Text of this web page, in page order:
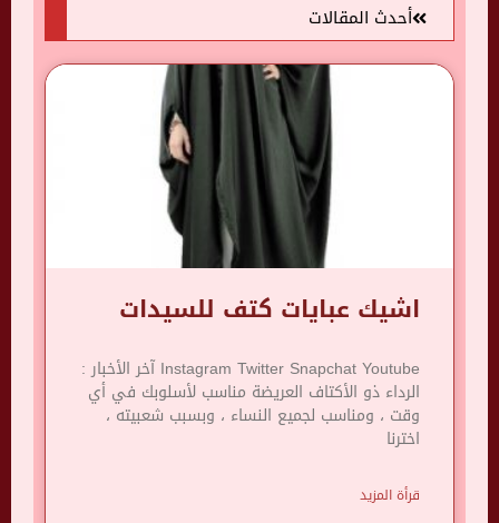
أحدث المقالات
اشيك عبايات كتف للسيدات
Instagram Twitter Snapchat Youtube آخر الأخبار :
الرداء ذو ​​الأكتاف العريضة مناسب لأسلوبك في أي
وقت ، ومناسب لجميع النساء ، وبسبب شعبيته ،
اخترنا
قرأة المزيد